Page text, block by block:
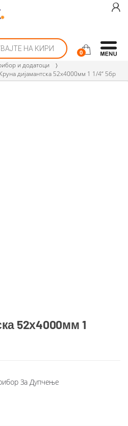
0
и додатоци
Круна дијамантска 52х4000мм 1 1/4“ 5бр
52х4000мм 1
За Дупчење